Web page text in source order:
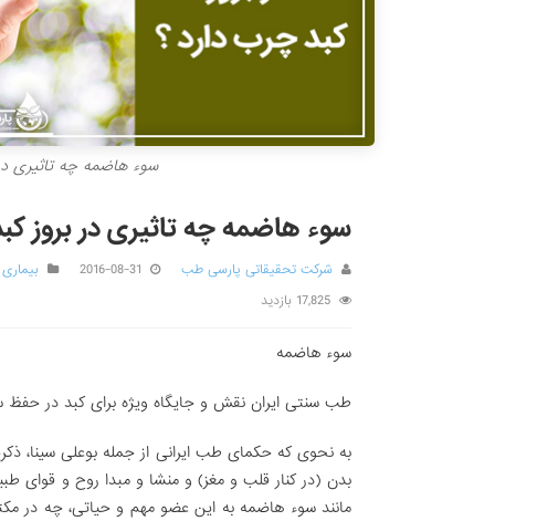
سوء هاضمه چه تاثیری
سوء هاضمه چه تاثیری در بروز
شرکت تحقیقاتی پارسی طب 2016-08-31
17,825 بازدید
سوء هاضمه
طب سنتی ایران نقش و جایگاه ویژه برای کبد در حفظ
به نحوی که حکمای طب ایرانی از جمله بوعلی سینا،
بدن (در کنار قلب و مغز) و منشا و مبدا روح و قوای
مانند سوء هاضمه به این عضو مهم و حیاتی، چه